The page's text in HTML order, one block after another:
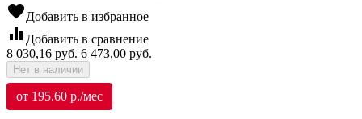
favoriteДобавить в избранное
equalizer Добавить в сравнение
8 030,16 руб. 6 473,00 руб.
Нет в наличии
от 195.60 р./мес